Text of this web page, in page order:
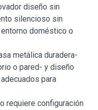
diseño sin
silencioso sin
doméstico o
metálica duradera-
o pared- y diseño
para
requiere configuración